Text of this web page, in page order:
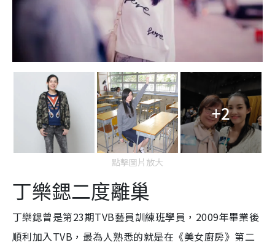
+2
點擊圖片放大
丁樂鍶二度離巢
丁樂鍶曾是第23期TVB藝員訓練班學員，2009年畢業後
順利加入TVB，最為人熟悉的就是在《美女廚房》第二